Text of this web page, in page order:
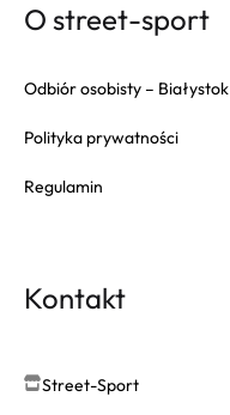
O street-sport
Odbiór osobisty – Białystok
Polityka prywatności
Regulamin
Kontakt
Street-Sport